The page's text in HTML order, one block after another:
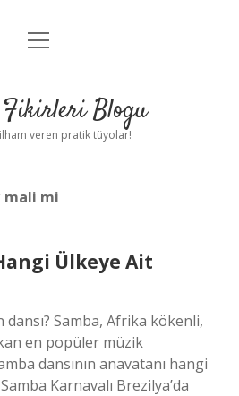
Anasayfa
Yasal Uyarı
menüyü
Fikirleri Blogu
veren pratik tüyolar!
mali mi
Ülkeye Ait
Samba, Afrika kökenli,
en popüler müzik
dansının anavatanı hangi
Karnavalı Brezilya’da